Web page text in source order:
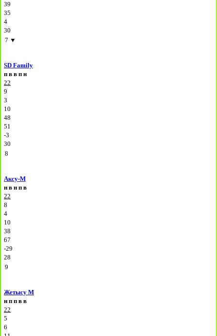
39
35
4
30
7 ▼
SD Family
п в в п н
22
9
3
10
48
51
-3
30
8
Аксу-М
н в н п в
22
8
4
10
38
67
-29
28
9
Жетысу М
н п п в в
22
5
6